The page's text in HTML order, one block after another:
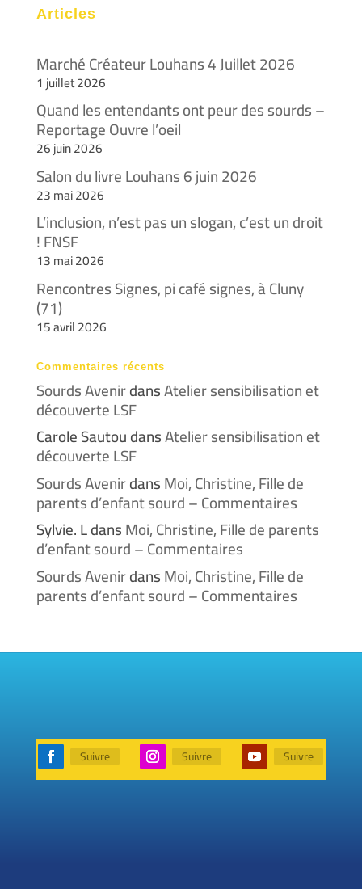
Articles
Marché Créateur Louhans 4 Juillet 2026
1 juillet 2026
Quand les entendants ont peur des sourds –
Reportage Ouvre l’oeil
26 juin 2026
Salon du livre Louhans 6 juin 2026
23 mai 2026
L’inclusion, n’est pas un slogan, c’est un droit
! FNSF
13 mai 2026
Rencontres Signes, pi café signes, à Cluny
(71)
15 avril 2026
Commentaires récents
Sourds AvenirdansAtelier sensibilisation et
découverte LSF
Carole SautoudansAtelier sensibilisation et
découverte LSF
Sourds AvenirdansMoi, Christine, Fille de
parents d’enfant sourd – Commentaires
Sylvie. LdansMoi, Christine, Fille de parents
d’enfant sourd – Commentaires
Sourds AvenirdansMoi, Christine, Fille de
parents d’enfant sourd – Commentaires
Suivre Suivre Suivre